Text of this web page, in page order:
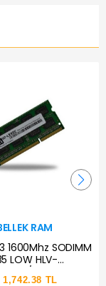
RAM
1600Mhz SODIMM
LOW HLV-
8G HI-LEVEL
1,742.38 TL